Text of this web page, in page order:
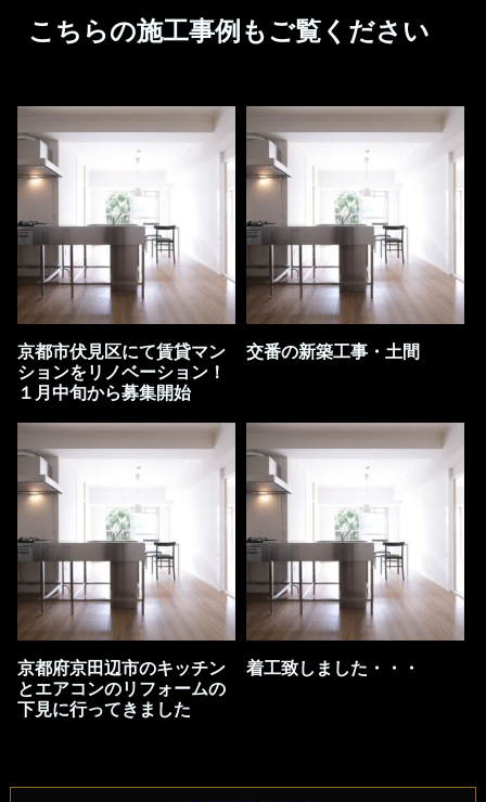
こちらの施工事例もご覧ください
京都市伏見区にて賃貸マン
ションをリノベーション！
１月中旬から募集開始
交番の新築工事・土間
京都府京田辺市のキッチン
とエアコンのリフォームの
下見に行ってきました
着工致しました・・・